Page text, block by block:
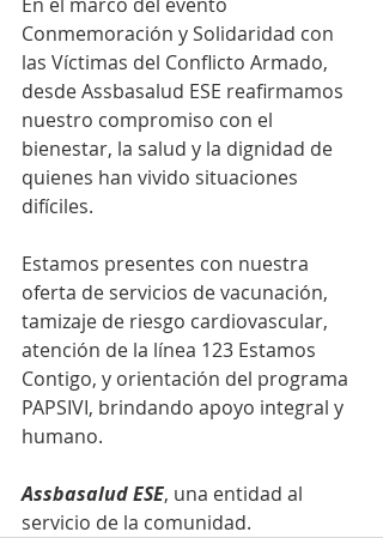
Conmemoración y Solidaridad con
las Víctimas del Conflicto Armado,
desde Assbasalud ESE reafirmamos
nuestro compromiso con el
bienestar, la salud y la dignidad de
quienes han vivido situaciones
difíciles.
Estamos presentes con nuestra
oferta de servicios de vacunación,
tamizaje de riesgo cardiovascular,
atención de la línea 123 Estamos
Contigo, y orientación del programa
PAPSIVI, brindando apoyo integral y
humano.
Assbasalud ESE, una entidad al
servicio de la comunidad.